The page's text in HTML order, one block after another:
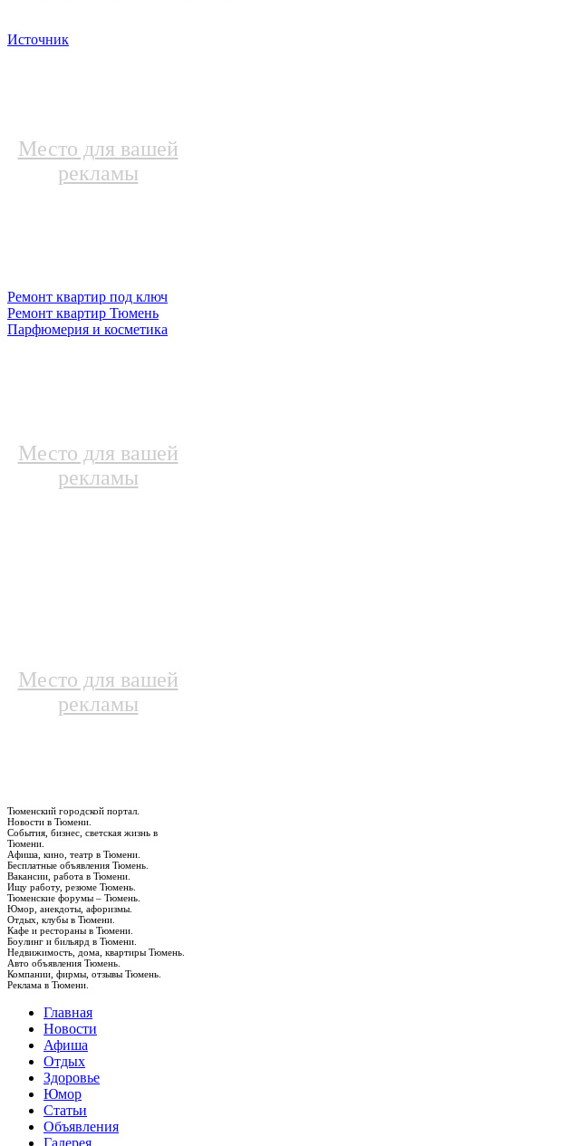
Источник
Место для вашей
рекламы
Ремонт квартир под ключ
Ремонт квартир Тюмень
Парфюмерия и косметика
Место для вашей
рекламы
Место для вашей
рекламы
Тюменский городской портал.
Новости в Тюмени.
События, бизнес, светская жизнь в
Тюмени.
Афиша, кино, театр в Тюмени.
Бесплатные объявления Тюмень.
Вакансии, работа в Тюмени.
Ищу работу, резюме Тюмень.
Тюменские форумы – Тюмень.
Юмор, анекдоты, афоризмы.
Отдых, клубы в Тюмени.
Кафе и рестораны в Тюмени.
Боулинг и бильярд в Тюмени.
Недвижимость, дома, квартиры Тюмень.
Авто объявления Тюмень.
Компании, фирмы, отзывы Тюмень.
Реклама в Тюмени.
Главная
Новости
Афиша
Отдых
Здоровье
Юмор
Статьи
Объявления